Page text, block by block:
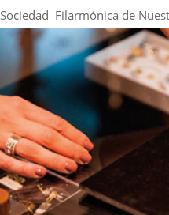
Sociedad Filarmónica de